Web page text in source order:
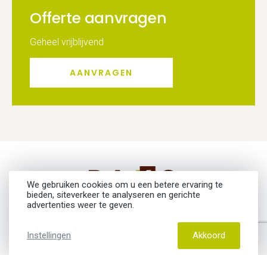
Offerte aanvragen
Geheel vrijblijvend
AANVRAGEN
We gebruiken cookies om u een betere ervaring te
bieden, siteverkeer te analyseren en gerichte
advertenties weer te geven.
Instellingen Akkoord